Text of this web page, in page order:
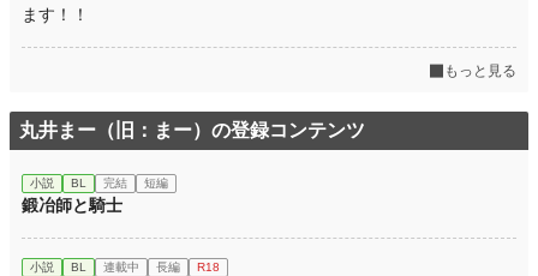
ます！！
もっと見る
丸井まー（旧：まー）の登録コンテンツ
小説 BL 完結 短編
鍛冶師と騎士
小説 BL 連載中 長編 R18